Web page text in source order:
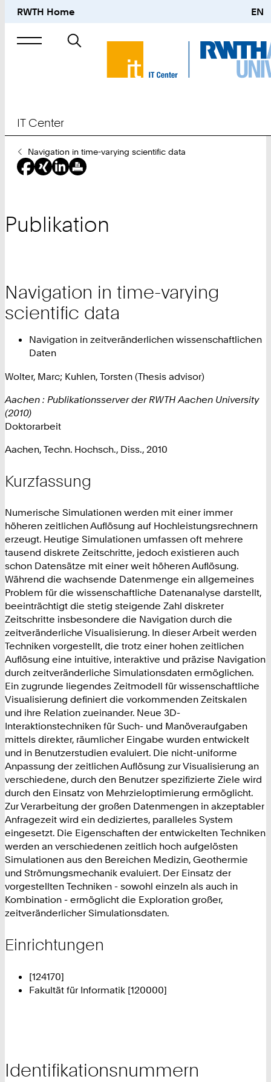
RWTH Home EN
Suche
nach
IT Center
Sie
sind
hier:
Navigation in time-varying scientific data
Publikation
Navigation in time-varying
scientific data
Navigation in zeitveränderlichen wissenschaftlichen
Daten
Wolter, Marc; Kuhlen, Torsten (Thesis advisor)
Aachen : Publikationsserver der RWTH Aachen University
(2010)
Doktorarbeit
Aachen, Techn. Hochsch., Diss., 2010
Kurzfassung
Numerische Simulationen werden mit einer immer
höheren zeitlichen Auflösung auf Hochleistungsrechnern
erzeugt. Heutige Simulationen umfassen oft mehrere
tausend diskrete Zeitschritte, jedoch existieren auch
schon Datensätze mit einer weit höheren Auflösung.
Während die wachsende Datenmenge ein allgemeines
Problem für die wissenschaftliche Datenanalyse darstellt,
beeinträchtigt die stetig steigende Zahl diskreter
Zeitschritte insbesondere die Navigation durch die
zeitveränderliche Visualisierung. In dieser Arbeit werden
Techniken vorgestellt, die trotz einer hohen zeitlichen
Auflösung eine intuitive, interaktive und präzise Navigation
durch zeitveränderliche Simulationsdaten ermöglichen.
Ein zugrunde liegendes Zeitmodell für wissenschaftliche
Visualisierung definiert die vorkommenden Zeitskalen
und ihre Relation zueinander. Neue 3D-
Interaktionstechniken für Such- und Manöveraufgaben
mittels direkter, räumlicher Eingabe wurden entwickelt
und in Benutzerstudien evaluiert. Die nicht-uniforme
Anpassung der zeitlichen Auflösung zur Visualisierung an
verschiedene, durch den Benutzer spezifizierte Ziele wird
durch den Einsatz von Mehrzieloptimierung ermöglicht.
Zur Verarbeitung der großen Datenmengen in akzeptabler
Anfragezeit wird ein dediziertes, paralleles System
eingesetzt. Die Eigenschaften der entwickelten Techniken
werden an verschiedenen zeitlich hoch aufgelösten
Simulationen aus den Bereichen Medizin, Geothermie
und Strömungsmechanik evaluiert. Der Einsatz der
vorgestellten Techniken - sowohl einzeln als auch in
Kombination - ermöglicht die Exploration großer,
zeitveränderlicher Simulationsdaten.
Einrichtungen
[124170]
Fakultät für Informatik [120000]
Identifikationsnummern